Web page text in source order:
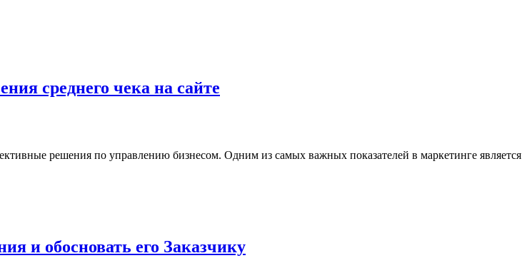
среднего чека на сайте
решения по управлению бизнесом. Одним из самых важных показателей в маркетинге является
и обосновать его Заказчику